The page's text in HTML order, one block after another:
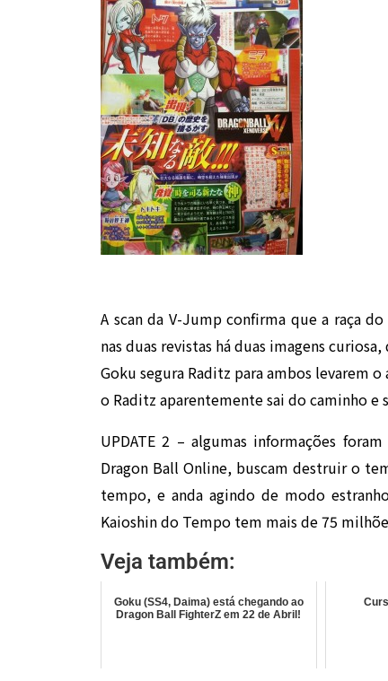
A scan da V-Jump confirma que a raça
nas duas revistas há duas imagens
Goku segura Raditz para ambos levarem
o Raditz aparentemente sai do caminho e
UPDATE 2 – algumas informações
Dragon Ball Online, buscam destruir o
tempo, e anda agindo de modo
Kaioshin do Tempo tem mais de 75
Veja também:
Goku (SS4, Daima) está chegando ao
Dragon Ball FighterZ em 22 de Abril!